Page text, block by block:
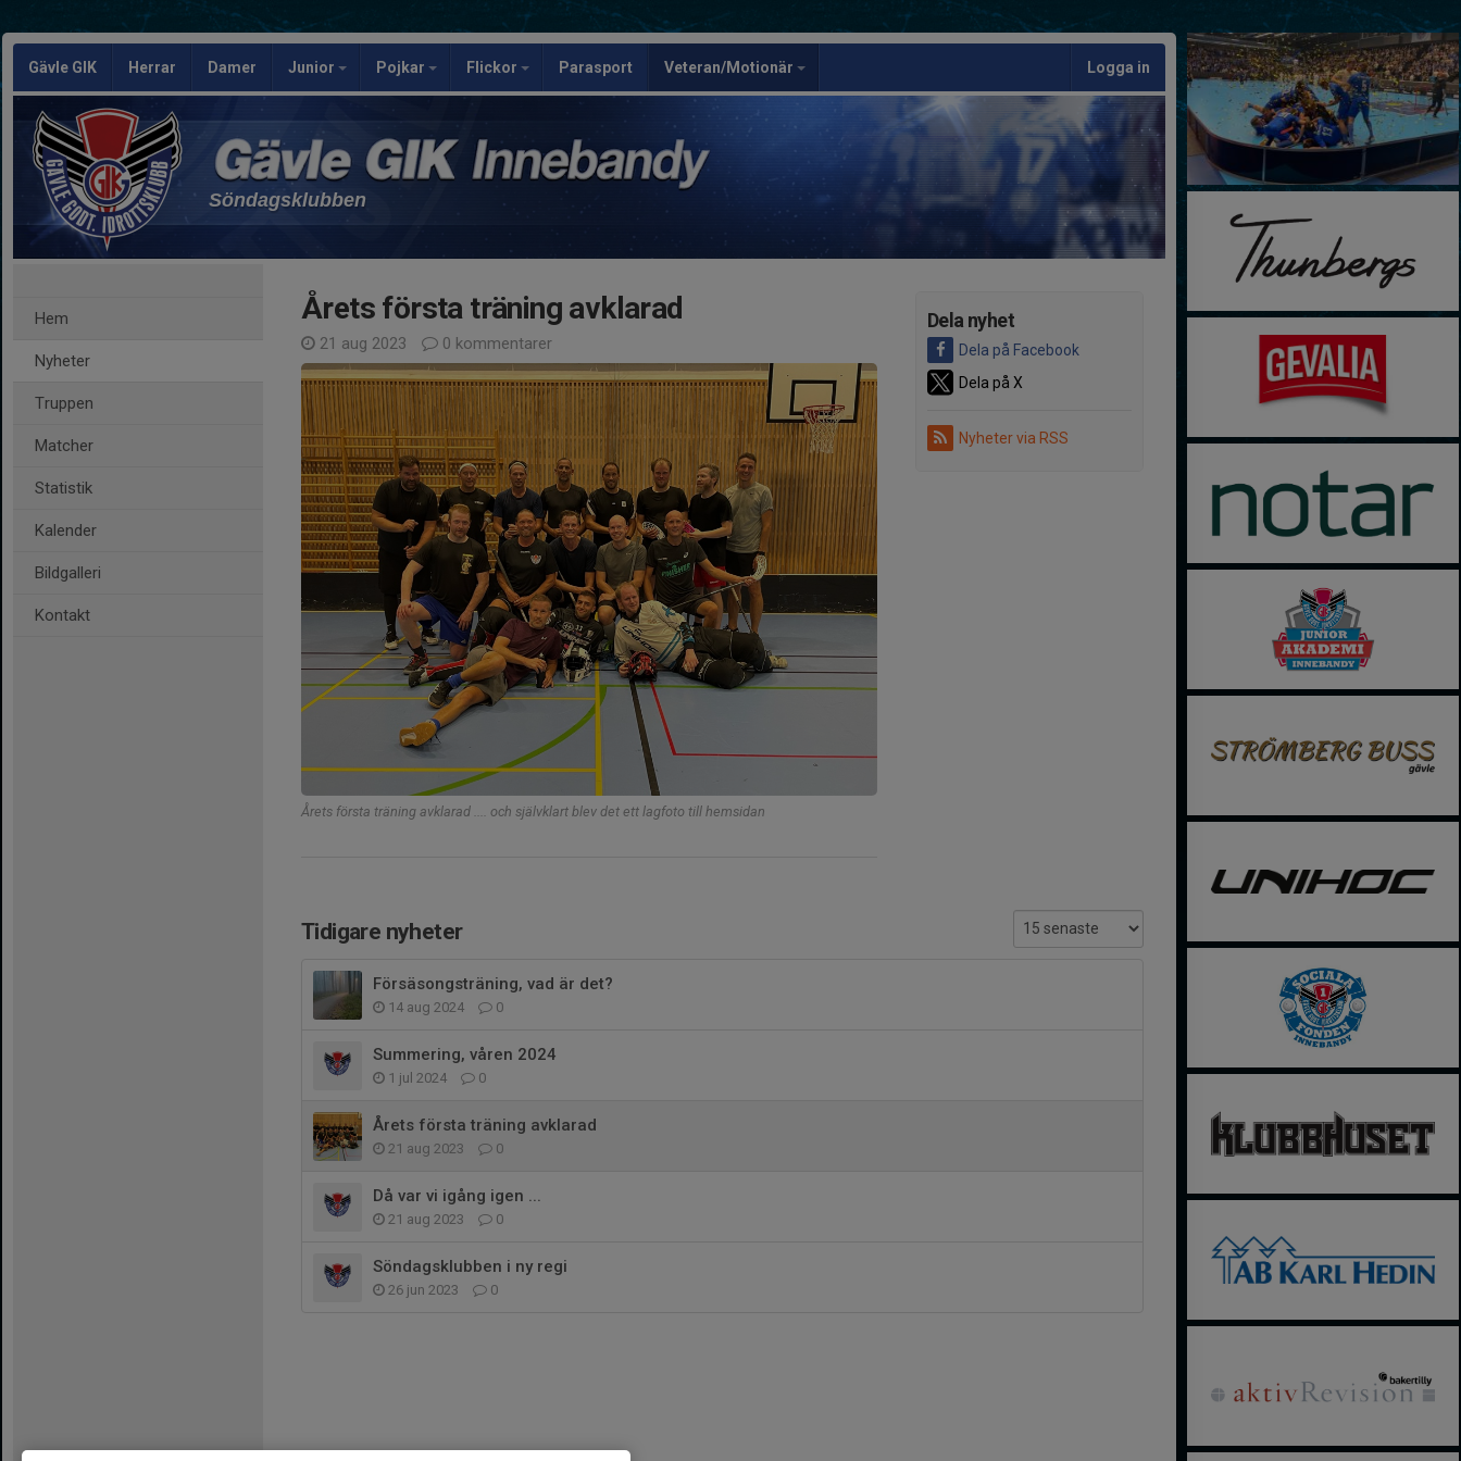
Gävle GIK Herrar Damer Junior Pojkar Flickor Parasport Veteran/Motionär Logga in
Söndagsklubben
Hem
Nyheter
Truppen
Matcher
Statistik
Kalender
Bildgalleri
Kontakt
Dela nyhet
Dela på Facebook
Dela på X
Nyheter via RSS
Årets första träning avklarad
21 aug 2023 0 kommentarer
Årets första träning avklarad .... och självklart blev det ett lagfoto till hemsidan
Tidigare nyheter
Försäsongsträning, vad är det?
14 aug 2024 0
Summering, våren 2024
1 jul 2024 0
Årets första träning avklarad
21 aug 2023 0
Då var vi igång igen ...
21 aug 2023 0
Söndagsklubben i ny regi
26 jun 2023 0